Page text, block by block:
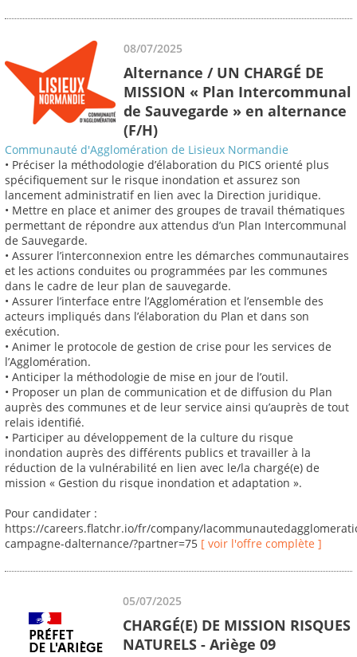
08/07/2025
Alternance / UN CHARGÉ DE
MISSION « Plan Intercommunal
de Sauvegarde » en alternance
(F/H)
Communauté d'Agglomération de Lisieux Normandie
• Préciser la méthodologie d’élaboration du PICS orienté plus
spécifiquement sur le risque inondation et assurez son
lancement administratif en lien avec la Direction juridique.
• Mettre en place et animer des groupes de travail thématiques
permettant de répondre aux attendus d’un Plan Intercommunal
de Sauvegarde.
• Assurer l’interconnexion entre les démarches communautaires
et les actions conduites ou programmées par les communes
dans le cadre de leur plan de sauvegarde.
• Assurer l’interface entre l’Agglomération et l’ensemble des
acteurs impliqués dans l’élaboration du Plan et dans son
exécution.
• Animer le protocole de gestion de crise pour les services de
l’Agglomération.
• Anticiper la méthodologie de mise en jour de l’outil.
• Proposer un plan de communication et de diffusion du Plan
auprès des communes et de leur service ainsi qu’auprès de tout
relais identifié.
• Participer au développement de la culture du risque
inondation auprès des différents publics et travailler à la
réduction de la vulnérabilité en lien avec le/la chargé(e) de
mission « Gestion du risque inondation et adaptation ».
Pour candidater :
https://careers.flatchr.io/fr/company/
campagne-dalternance/?partner=75 [ voir l'offre complète ]
05/07/2025
CHARGÉ(E) DE MISSION RISQUES
NATURELS - Ariège 09